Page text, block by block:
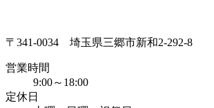
〒341-0034 埼玉県三郷市新和2-292-8
営業時間
9:00～18:00
定休日